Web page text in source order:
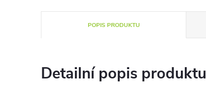
POPIS PRODUKTU
Detailní popis produktu